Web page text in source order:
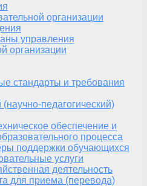
организации
управления
организации
стандарты и требования
(научно-педагогический)
обеспечение и
процесса
поддержки обучающихся
услуги
деятельность
для приема (перевода)